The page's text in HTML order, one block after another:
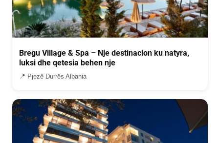
Bregu Village & Spa – Nje destinacion ku natyra,
luksi dhe qetesia behen nje
📍 Pjezë Durrës Albania